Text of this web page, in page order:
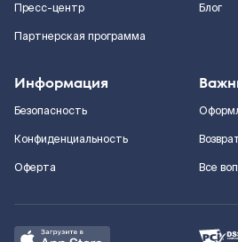
Пресс-центр
Партнерская программа
Блог
Информация
Безопасность
Конфиденциальность
Оферта
Все